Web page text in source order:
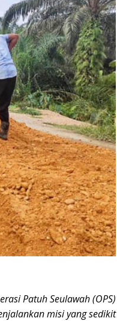
Patuh Seulawah (OPS)
misi yang sedikit